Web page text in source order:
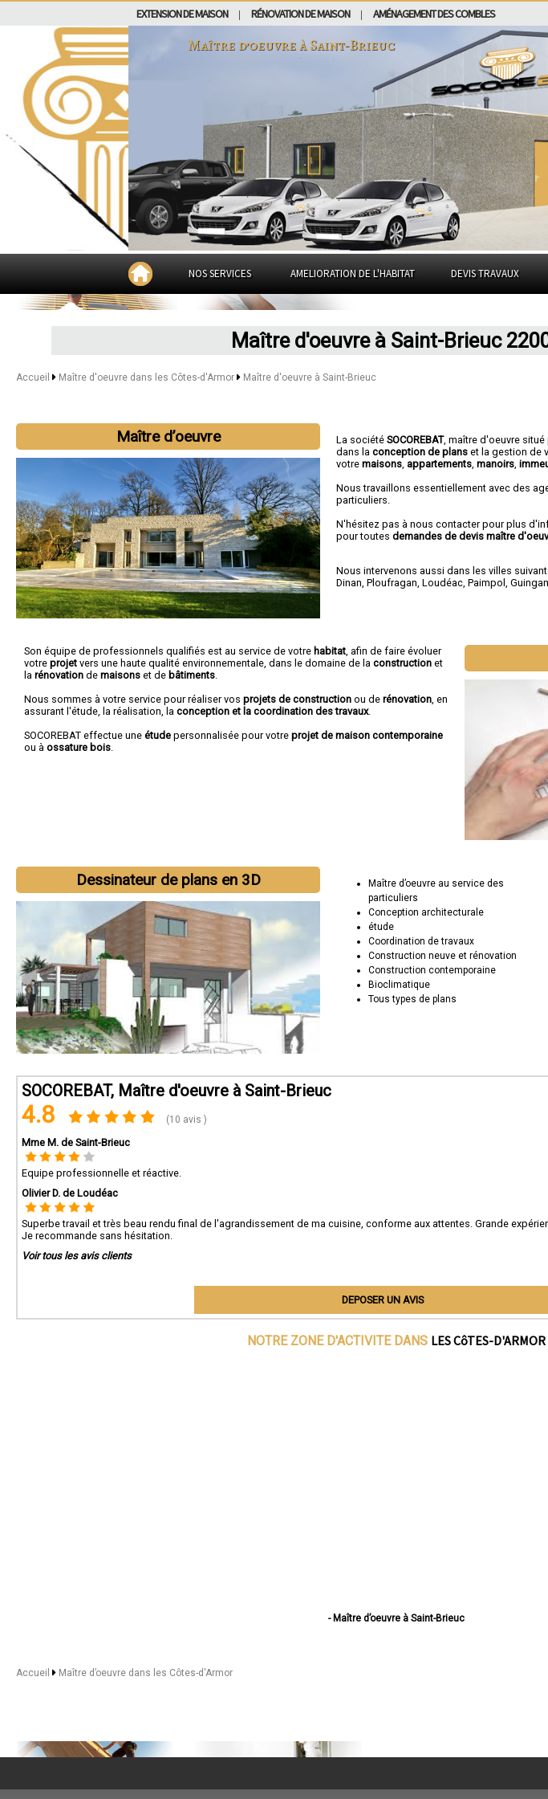
EXTENSION DE MAISON RÉNOVATION DE MAISON AMÉNAGEMENT DES COMBLES
Maître d’oeuvre àSaint-Brieuc
NOS SERVICES AMELIORATION DE L'HABITAT DEVIS TRAVAUX
Maître d'oeuvre à Saint-Brieuc
Accueil Maître d'oeuvre dans les Côtes-d'Armor Maître d'oeuvre à Saint-Brieuc
Maître d’oeuvre La sociétéSOCOREBAT,maître d'oeuvre situé
dans laconception de plans et la gestion de
votremaisons appartements ,manoirs ,
Nous travaillons essentiellement avec des
particuliers.
N'hésitez pas à nous contacter pour plus
pour toutesdemandes de devis maître
Nous intervenons aussi dans les villes
Dinan ,Ploufragan ,Loudéac ,Paimpol ,
Son équipe de professionnels qualifiés est au service de votre habitat, afin de faire évoluer
votre projet vers une haute qualité environnementale, dans le domaine de la construction et
la rénovation de maisons et de bâtiments.
Nous sommes à votre service pour réaliser vos projets de construction ou de rénovation, en
assurant l'étude, la réalisation, la conception et la coordination des travaux.
SOCOREBAT effectue une étude personnalisée pour votre projet de maison contemporaine
ou à ossature bois.
Dessinateur de plans en 3D
Maître d’oeuvre au service des
particuliers
Conception architecturale
étude
Coordination de travaux
Construction neuve et rénovation
Construction contemporaine
Bioclimatique
Tous types de plans
SOCOREBAT, Maître d'oeuvre à Saint-Brieuc
4.8 (10 avis )
Mme M. de Saint-Brieuc
Equipe professionnelle et réactive.
Olivier D. de Loudéac
Superbe travail et très beau rendu final de l'agrandissement de ma cuisine, conforme aux attentes. Grande
Je recommande sans hésitation.
Voir tous les avis clients
DEPOSER UN AVIS
NOTRE ZONE D'ACTIVITE DANS LES CôTES-D'ARMOR
- Maître d’oeuvre à Saint-Brieuc
- Maître d’oeuvre à Plédran
Accueil Maître d’oeuvre dans les Côtes-d'Armor